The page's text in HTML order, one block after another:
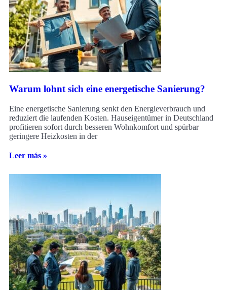
Warum lohnt sich eine energetische Sanierung?
Eine energetische Sanierung senkt den Energieverbrauch und
reduziert die laufenden Kosten. Hauseigentümer in Deutschland
profitieren sofort durch besseren Wohnkomfort und spürbar
geringere Heizkosten in der
Leer más »